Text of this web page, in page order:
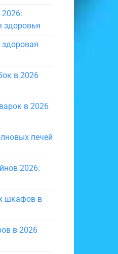
в 2026
в 2026
печей
2026:
шкафов в
в 2026